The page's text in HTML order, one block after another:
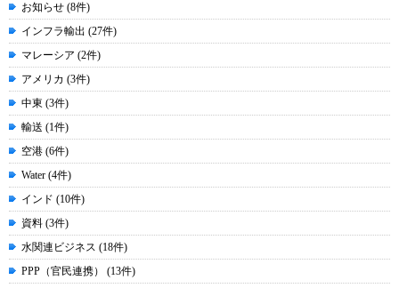
お知らせ (8件)
インフラ輸出 (27件)
マレーシア (2件)
アメリカ (3件)
中東 (3件)
輸送 (1件)
空港 (6件)
Water (4件)
インド (10件)
資料 (3件)
水関連ビジネス (18件)
PPP（官民連携） (13件)